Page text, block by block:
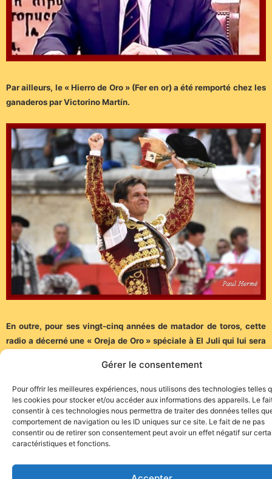
Gérer le consentement
Pour offrir les meilleures expériences, nous utilisons des technologies telles
les cookies pour stocker et/ou accéder aux informations des appareils. Le
consentir à ces technologies nous permettra de traiter des données telles
comportement de navigation ou les ID uniques sur ce site. Le fait de ne pas
consentir ou de retirer son consentement peut avoir un effet négatif sur
caractéristiques et fonctions.
Par ailleurs, le « Hierro de Oro » (Fer en or) a été remporté chez les
ganaderos par Victorino Martín.
En outre, pour ses vingt-cinq années de matador de toros, cette
radio a décerné une « Oreja de Oro » spéciale à El Juli qui lui sera
Enhorabuena a todos…
Site de l'association TOROFIESTA